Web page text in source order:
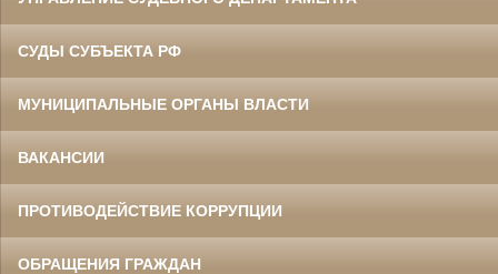
СУДЫ СУБЪЕКТА РФ
МУНИЦИПАЛЬНЫЕ ОРГАНЫ ВЛАСТИ
ВАКАНСИИ
ПРОТИВОДЕЙСТВИЕ КОРРУПЦИИ
ОБРАЩЕНИЯ ГРАЖДАН